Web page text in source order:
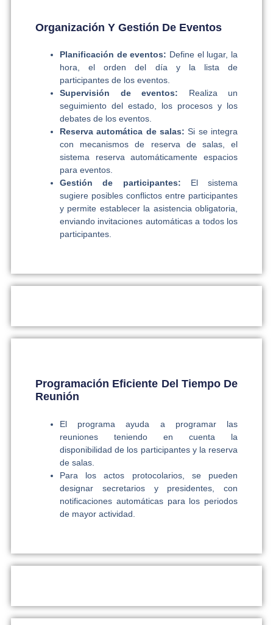
Organización Y Gestión De Eventos
Planificación de eventos: Define el lugar, la
hora, el orden del día y la lista de
participantes de los eventos.
Supervisión de eventos: Realiza un
seguimiento del estado, los procesos y los
debates de los eventos.
Reserva automática de salas: Si se integra
con mecanismos de reserva de salas, el
sistema reserva automáticamente espacios
para eventos.
Gestión de participantes: El sistema
sugiere posibles conflictos entre participantes
y permite establecer la asistencia obligatoria,
enviando invitaciones automáticas a todos los
participantes.
Programación Eficiente Del Tiempo De
Reunión
El programa ayuda a programar las
reuniones teniendo en cuenta la
disponibilidad de los participantes y la reserva
de salas.
Para los actos protocolarios, se pueden
designar secretarios y presidentes, con
notificaciones automáticas para los periodos
de mayor actividad.